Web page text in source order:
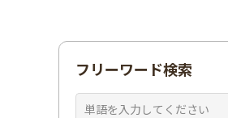
フリーワード検索